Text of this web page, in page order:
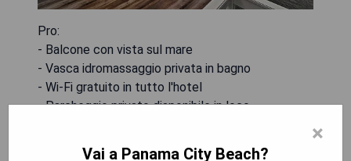
Pro:
- Balcone con vista sul mare
- Vasca idromassaggio privata in bagno
- Wi-Fi gratuito in tutto l'hotel
- Parcheggio privato disponibile in loco
×
Vai a Panama City Beach?